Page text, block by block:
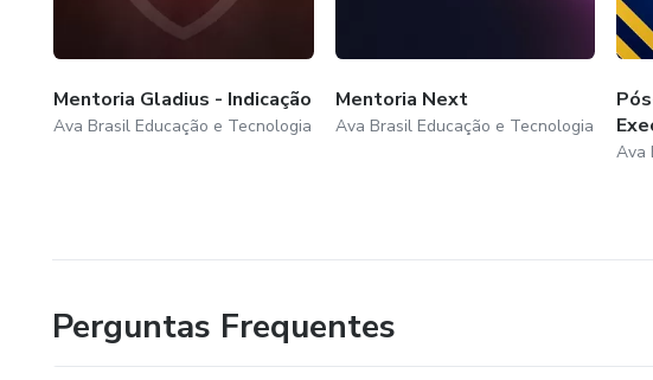
Mentoria Gladius - Indicação
Ava Brasil Educação e Tecnologia
Mentoria Next
Ava Brasil Educação e Tecnologia
Ava
Perguntas Frequentes